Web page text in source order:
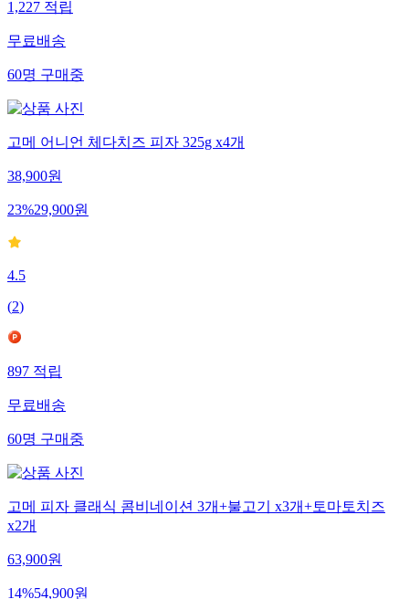
1,227적립
무료배송
60명구매중
고메 어니언 체다치즈 피자 325g x4개
38,900원
23%29,900원
4.5
(2)
897적립
무료배송
60명구매중
고메 피자 클래식 콤비네이션 3개+불고기 x3개+토마토치즈
x2개
63,900원